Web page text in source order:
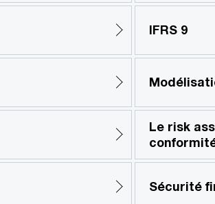
IFRS 9
Le risk
Sécurité